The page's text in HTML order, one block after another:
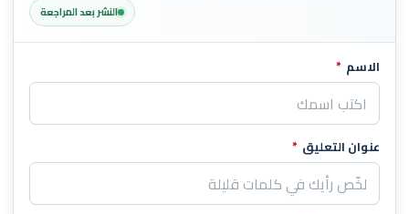
النشر بعد المراجعة
اترك هذا الحقل فارغاً
الاسم *
عنوان التعليق *